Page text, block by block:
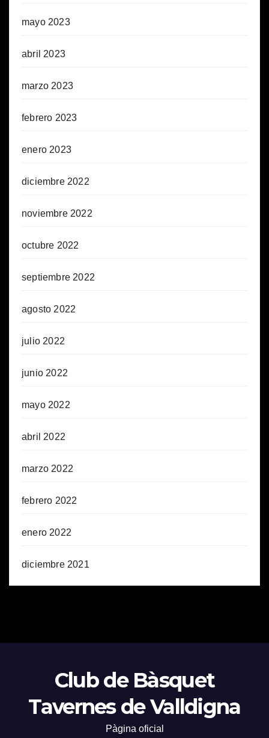
mayo 2023
abril 2023
marzo 2023
febrero 2023
enero 2023
diciembre 2022
noviembre 2022
octubre 2022
septiembre 2022
agosto 2022
julio 2022
junio 2022
mayo 2022
abril 2022
marzo 2022
febrero 2022
enero 2022
diciembre 2021
Club de Bàsquet
Tavernes de Valldigna
Pàgina oficial